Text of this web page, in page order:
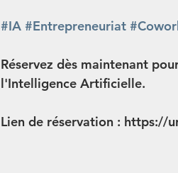
#IA #Entrepreneuriat
Réservez dès maintenant
l'Intelligence Artificielle.
Lien de réservation : https://